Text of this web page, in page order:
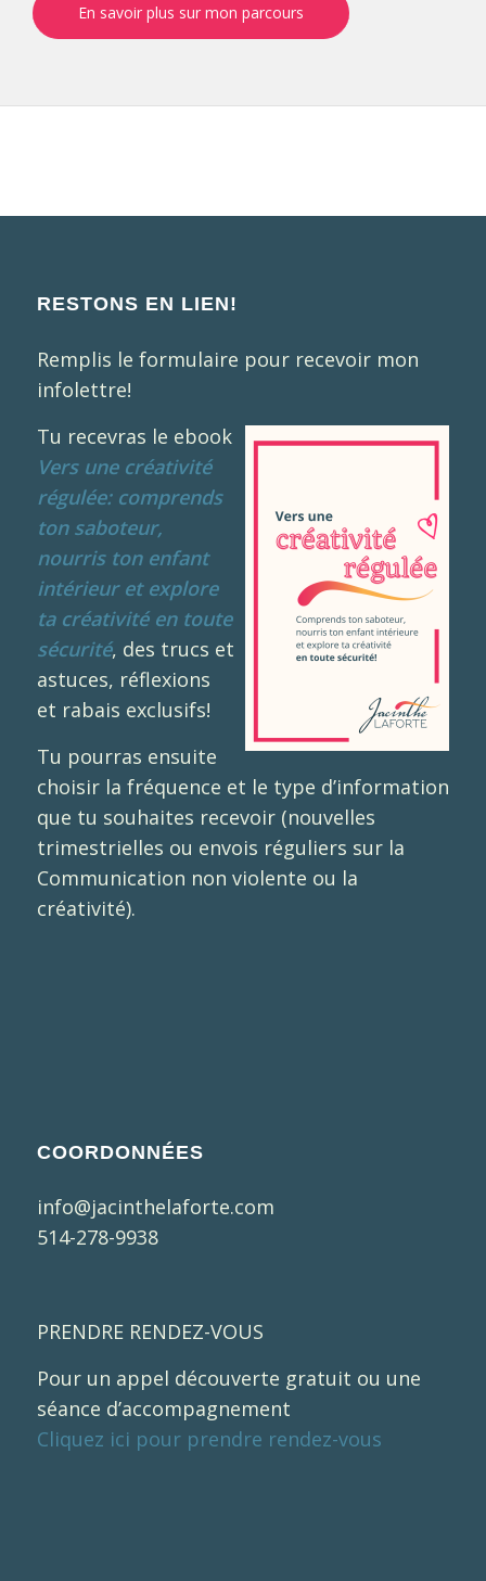
En savoir plus sur mon parcours
RESTONS EN LIEN!
Remplis le formulaire pour recevoir mon
infolettre!
Tu recevras le ebook
Vers une créativité
régulée: comprends
ton saboteur,
nourris ton enfant
intérieur et explore
ta créativité en toute
sécurité, des trucs et
astuces, réflexions
et rabais exclusifs!
Tu pourras ensuite
choisir la fréquence et le type d’information
que tu souhaites recevoir (nouvelles
trimestrielles ou envois réguliers sur la
Communication non violente ou la
créativité).
COORDONNÉES
info@jacinthelaforte.com
514-278-9938
PRENDRE RENDEZ-VOUS
Pour un appel découverte gratuit ou une
séance d’accompagnement
Cliquez ici pour prendre rendez-vous